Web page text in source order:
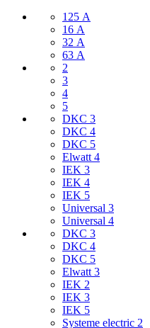
125 А
16 А
32 А
63 А
2
3
4
5
DKC 3
DKC 4
DKC 5
Elwatt 4
IEK 3
IEK 4
IEK 5
Universal 3
Universal 4
DKC 3
DKC 4
DKC 5
Elwatt 3
IEK 2
IEK 3
IEK 5
Systeme electric 2